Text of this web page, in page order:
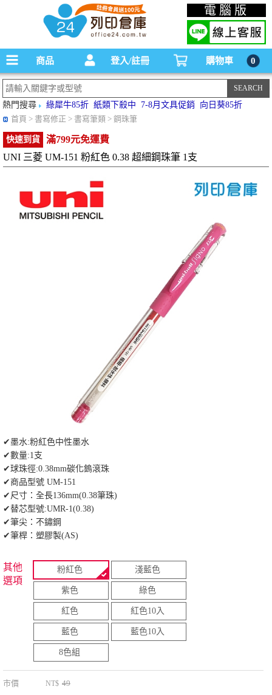
碳粉匣，墨水匣,原廠碳粉匣，副廠碳粉匣，環保碳粉匣,連續供墨印表機-office24列印
倉庫線上購物手機版
電腦版
商品 登入/註冊 購物車 0
熱門搜尋 綠犀牛85折 紙類下殺中 7-8月文具促銷
向日葵85折
首頁 > 書寫修正 > 書寫筆類 > 鋼珠筆
快速到貨
滿799元免運費
UNI 三菱 UM-151 粉紅色 0.38 超細鋼珠筆 1支
✔墨水:粉紅色中性墨水
✔數量:1支
✔球珠徑:0.38mm碳化鎢滾珠
✔商品型號 UM-151
✔尺寸：全長136mm(0.38筆珠)
✔替芯型號:UMR-1(0.38)
✔筆尖：不鏽鋼
✔筆桿：塑膠製(AS)
其他
選項
粉紅色 淺藍色
紫色 綠色
紅色 紅色10入
藍色 藍色10入
8色組
市價 NT$ 49